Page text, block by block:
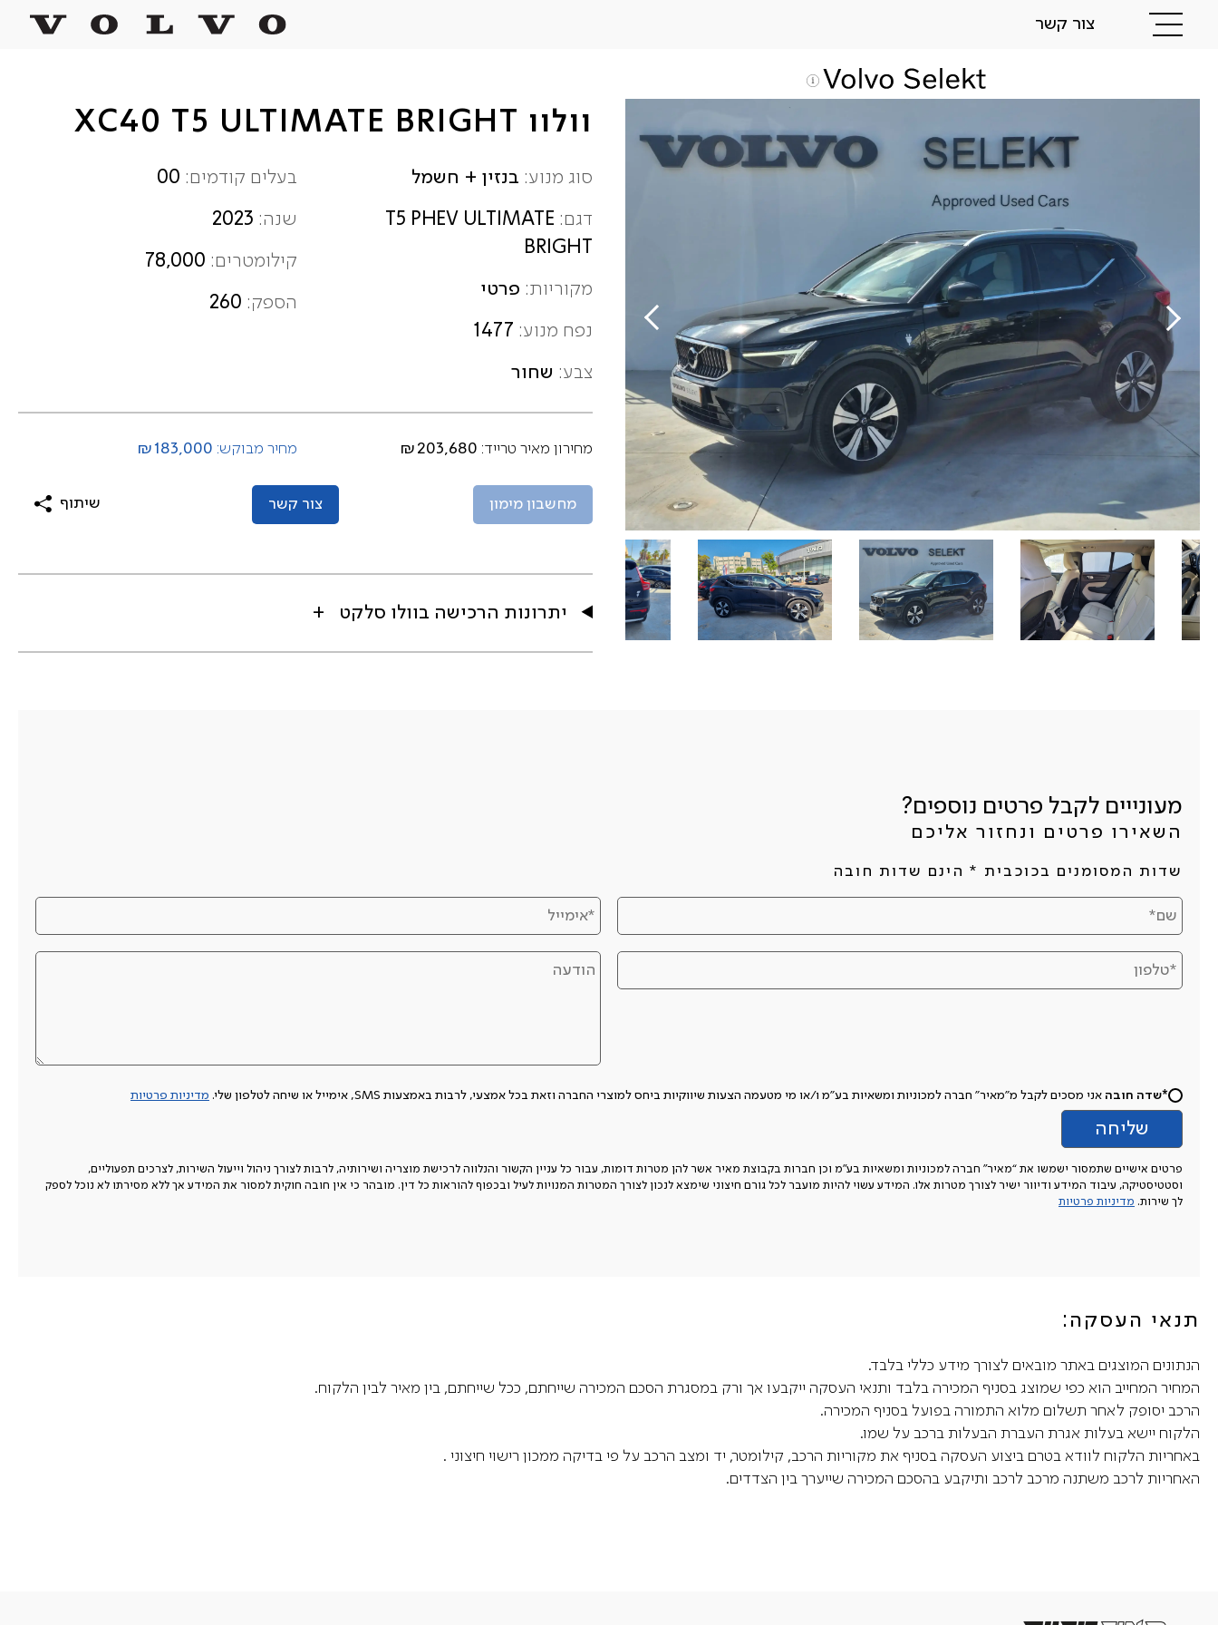
צור קשר
וולוו XC40 T5 ULTIMATE BRIGHT
סוג מנוע: בנזין + חשמל
דגם: T5 PHEV ULTIMATE
BRIGHT
מקוריות: פרטי
נפח מנוע: 1477
צבע: שחור
בעלים קודמים: 00
שנה: 2023
קילומטרים: 78,000
הספק: 260
מחירון מאיר טרייד: ₪203,680 מחיר מבוקש: ₪183,000
מחשבון מימון צור קשר שיתוף
יתרונות הרכישה בוולו סלקט
מעונייים לקבל פרטים נוספים?
השאירו פרטים ונחזור אליכם
שדות המסומנים בכוכבית * הינם שדות חובה
*שדה חובה אני מסכים לקבל מ"מאיר" חברה למכוניות ומשאיות בע"מ ו/או מי מטעמה הצעות שיווקיות ביחס למוצרי החברה וזאת בכל אמצעי, לרבות באמצעות SMS, אימייל או שיחה לטלפון שלי. מדיניות פרטיות
פרטים אישיים שתמסור ישמשו את “מאיר” חברה למכוניות ומשאיות בע”מ וכן חברות בקבוצת מאיר אשר להן מטרות דומות, עבור כל עניין הקשור והנלווה לרכישת מוצריה ושירותיה, לרבות לצורך ניהול וייעול השירות, לצרכים תפעוליים,
וסטטיסטיקה, עיבוד המידע ודיוור ישיר לצורך מטרות אלו. המידע עשוי להיות מועבר לכל גורם חיצוני שימצא לנכון לצורך המטרות המנויות לעיל ובכפוף להוראות כל דין. מובהר כי אין חובה חוקית למסור את המידע אך ללא מסירתו לא נוכל לספק
לך שירות. מדיניות פרטיות
תנאי העסקה:
הנתונים המוצגים באתר מובאים לצורך מידע כללי בלבד.
המחיר המחייב הוא כפי שמוצג בסניף המכירה בלבד ותנאי העסקה ייקבעו אך ורק במסגרת הסכם המכירה שייחתם, ככל שייחתם, בין מאיר לבין הלקוח.
הרכב יסופק לאחר תשלום מלוא התמורה בפועל בסניף המכירה.
הלקוח יישא בעלות אגרת העברת הבעלות ברכב על שמו.
באחריות הלקוח לוודא בטרם ביצוע העסקה בסניף את מקוריות הרכב, קילומטר, יד ומצב הרכב על פי בדיקה ממכון רישוי חיצוני .
האחריות לרכב משתנה מרכב לרכב ותיקבע בהסכם המכירה שייערך בין הצדדים.